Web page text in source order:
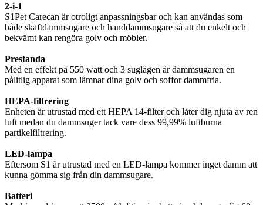
2-i-1
S1Pet Carecan är otroligt anpassningsbar och kan användas som
både skaftdammsugare och handdammsugare så att du enkelt och
bekvämt kan rengöra golv och möbler.
Prestanda
Med en effekt på 550 watt och 3 suglägen är dammsugaren en
pålitlig apparat som lämnar dina golv och soffor dammfria.
HEPA-filtrering
Enheten är utrustad med ett HEPA 14-filter och låter dig njuta av ren
luft medan du dammsuger tack vare dess 99,99% luftburna
partikelfiltrering.
LED-lampa
Eftersom S1 är utrustad med en LED-lampa kommer inget damm att
kunna gömma sig från din dammsugare.
Batteri